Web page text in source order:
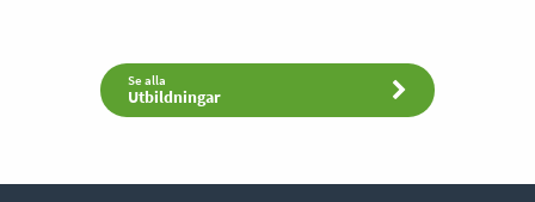
Se alla
Utbildningar